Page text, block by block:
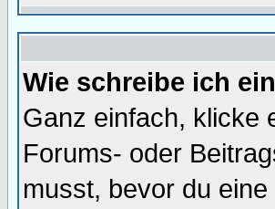
Wie schreibe ich
Ganz einfach, klicke
Forums- oder
musst, bevor du